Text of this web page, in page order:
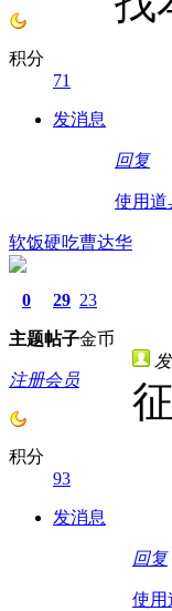
积分
71
发消息
回复
使用道
软饭硬吃曹达华
0
主题
29
帖子
23
金币
注册会员
积分
93
发消息
回复
使用